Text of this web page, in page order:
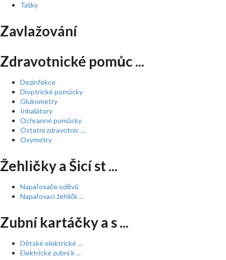
Tašky
Zavlažování
Zdravotnické pomůc ...
Dezinfekce
Dioptrické pomůcky
Glukometry
Inhalátory
Ochranné pomůcky
Ostatní zdravotnic ...
Oxymetry
Žehličky a Šicí st ...
Napařovače oděvů
Napařovací žehličk ...
Zubní kartáčky a s ...
Dětské elektrické ...
Elektrické zubní k ...